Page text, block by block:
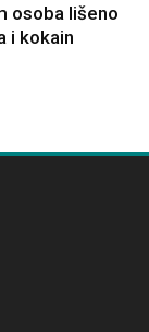
osoba lišeno
i kokain